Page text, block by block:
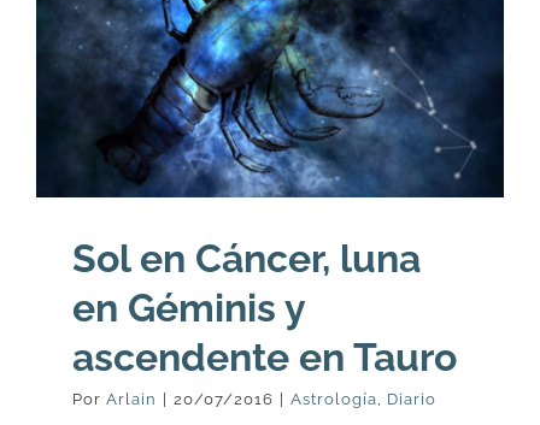
ACERCA
Sol en Cáncer, luna
en Géminis y
ascendente en Tauro
Por Arlain | 20/07/2016 | Astrología Diario